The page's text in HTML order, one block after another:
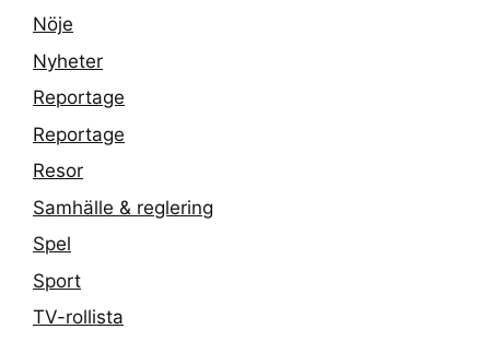
Nöje
Nyheter
Reportage
Reportage
Resor
Samhälle & reglering
Spel
Sport
TV-rollista